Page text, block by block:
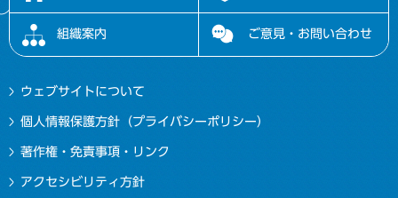
組織案内 ご意見・お問い合わせ
ウェブサイトについて
個人情報保護方針（プライバシーポリシー）
著作権・免責事項・リンク
アクセシビリティ方針